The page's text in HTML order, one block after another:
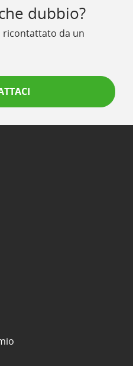
dubbio?
ricontattato da un